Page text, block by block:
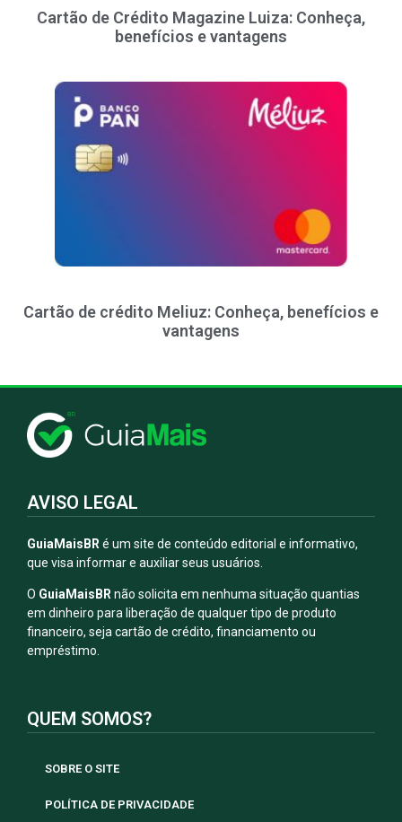
Cartão de Crédito Magazine Luiza: Conheça,
benefícios e vantagens
Cartão de crédito Meliuz: Conheça, benefícios e
vantagens
AVISO LEGAL
GuiaMaisBR é um site de conteúdo editorial e informativo,
que visa informar e auxiliar seus usuários.
O GuiaMaisBRnão solicita em nenhuma situação quantias
em dinheiro para liberação de qualquer tipo de produto
financeiro, seja cartão de crédito, financiamento ou
empréstimo.
QUEM SOMOS?
SOBRE O SITE
POLÍTICA DE PRIVACIDADE